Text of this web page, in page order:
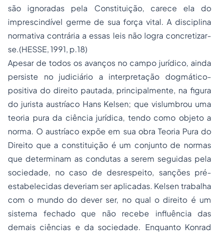
são ignoradas pela Constituição, carece ela do
imprescindível germe de sua força vital. A disciplina
normativa contrária a essas leis não logra concretizar-
se.(HESSE, 1991, p.18)
Apesar de todos os avanços no campo jurídico, ainda
persiste no judiciário a interpretação dogmático-
positiva do direito pautada, principalmente, na figura
do jurista austríaco Hans Kelsen; que vislumbrou uma
teoria pura da ciência jurídica, tendo como objeto a
norma. O austríaco expõe em sua obra Teoria Pura do
Direito que a constituição é um conjunto de normas
que determinam as condutas a serem seguidas pela
sociedade, no caso de desrespeito, sanções pré-
estabelecidas deveriam ser aplicadas. Kelsen trabalha
com o mundo do dever ser, no qual o direito é um
sistema fechado que não recebe influência das
demais ciências e da sociedade. Enquanto Konrad